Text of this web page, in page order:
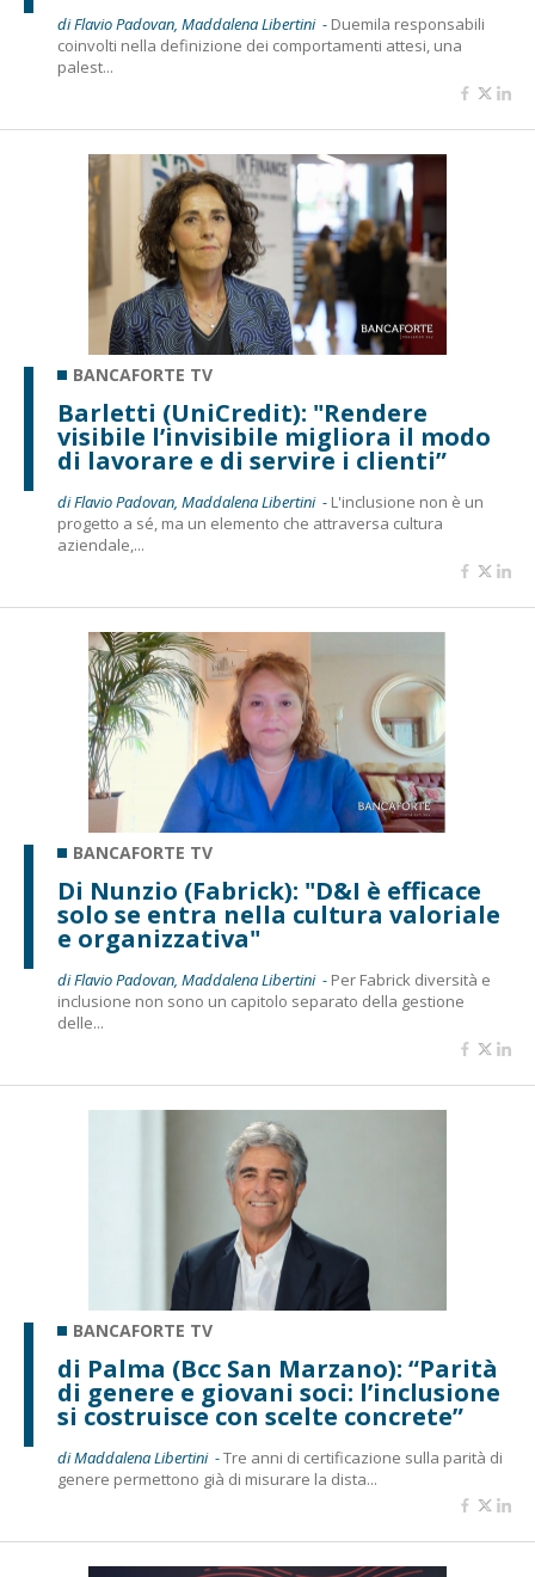
di Flavio Padovan, Maddalena Libertini - Duemila responsabili
coinvolti nella definizione dei comportamenti attesi, una
palest...
BANCAFORTE TV
Barletti (UniCredit): "Rendere
visibile l’invisibile migliora il modo
di lavorare e di servire i clienti”
di Flavio Padovan, Maddalena Libertini - L'inclusione non è un
progetto a sé, ma un elemento che attraversa cultura
aziendale,...
BANCAFORTE TV
Di Nunzio (Fabrick): "D&I è efficace
solo se entra nella cultura valoriale
e organizzativa"
di Flavio Padovan, Maddalena Libertini - Per Fabrick diversità e
inclusione non sono un capitolo separato della gestione
delle...
BANCAFORTE TV
di Palma (Bcc San Marzano): “Parità
di genere e giovani soci: l’inclusione
si costruisce con scelte concrete”
di Maddalena Libertini -Tre anni di certificazione sulla parità di
genere permettono già di misurare la dista...